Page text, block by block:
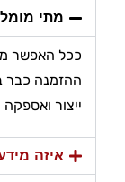
מתי
ככל האפשר
ההזמנה כבר
ייצור ואספקה
איזה